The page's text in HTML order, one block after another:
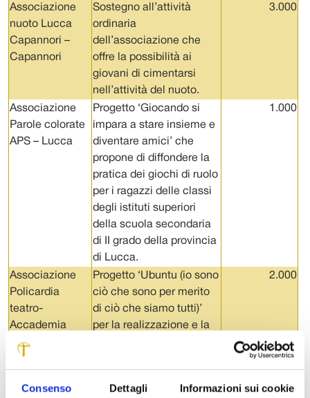
Consenso Dettagli Informazioni sui cookie
Associazione
nuoto Lucca
Capannori –
Capannori
Sostegno all’attività
ordinaria
dell’associazione che
offre la possibilità ai
giovani di cimentarsi
nell’attività del nuoto.
3.000
Associazione
Parole colorate
APS – Lucca
Progetto ‘Giocando si
impara a stare insieme e
diventare amici’ che
propone di diffondere la
pratica dei giochi di ruolo
per i ragazzi delle classi
degli istituti superiori
della scuola secondaria
di II grado della provincia
di Lucca.
1.000
Associazione
Policardia
teatro-
Accademia
dello spettacolo
per bambini e
Policardi –
Progetto ‘Ubuntu (io sono
ciò che sono per merito
di ciò che siamo tutti)’
per la realizzazione e la
festival Ubuntu.
2.000